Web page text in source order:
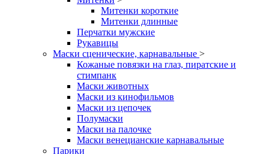
Митенки короткие
Митенки длинные
Перчатки мужские
Рукавицы
Маски сценические, карнавальные >
Кожаные повязки на глаз, пиратские и
стимпанк
Маски животных
Маски из кинофильмов
Маски из цепочек
Полумаски
Маски на палочке
Маски венецианские карнавальные
Парики